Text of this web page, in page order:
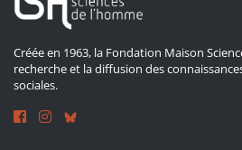
Créée en 1963, la Fondation Maison
recherche et la diffusion des
sociales.